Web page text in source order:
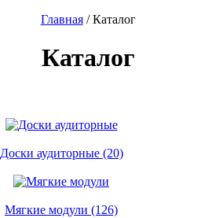
Главная/ Каталог
Каталог
Доски аудиторные (20)
Мягкие модули (126)